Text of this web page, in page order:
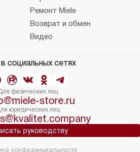
Ремонт Miele
Возврат и обмен
Видео
в социальных сетях
физических лиц
store.ru
юридических лиц
руководству
конфиденциальности